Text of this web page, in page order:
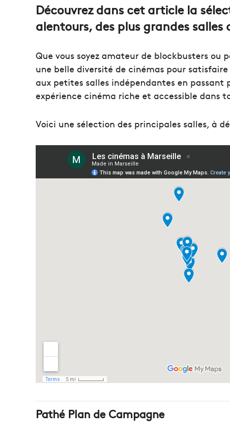
Découvrez dans cet article la
alentours, des plus grandes
Que vous soyez amateur de blockbusters ou
une belle diversité de cinémas pour
aux petites salles indépendantes en passant
expérience cinéma riche et accessible dans
Voici une sélection des principales salles, à
Pathé Plan de Campagne